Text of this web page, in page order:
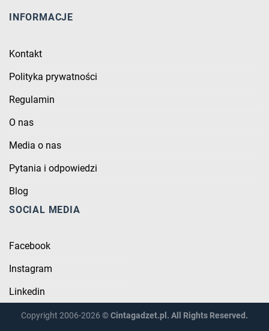
INFORMACJE
Kontakt
Polityka prywatności
Regulamin
O nas
Media o nas
Pytania i odpowiedzi
Blog
SOCIAL MEDIA
Facebook
Instagram
Linkedin
Copyright 2006-2026 ©Cintagadzet.pl. All Rights Reserved.